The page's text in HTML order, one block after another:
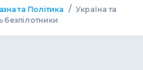
та Політика / Україна та
безпілотники